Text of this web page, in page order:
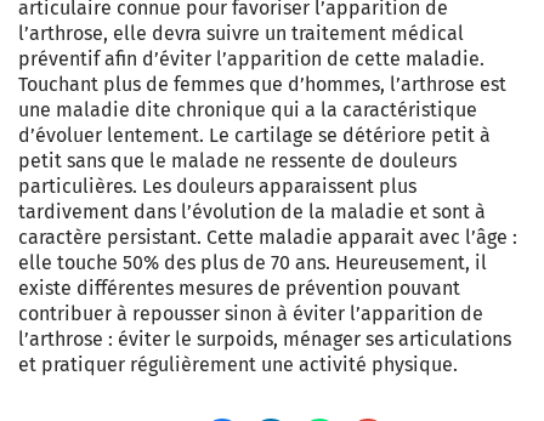
articulaire connue pour favoriser l’apparition de
l’arthrose, elle devra suivre un traitement médical
préventif afin d’éviter l’apparition de cette maladie.
Touchant plus de femmes que d’hommes, l’arthrose est
une maladie dite chronique qui a la caractéristique
d’évoluer lentement. Le cartilage se détériore petit à
petit sans que le malade ne ressente de douleurs
particulières. Les douleurs apparaissent plus
tardivement dans l’évolution de la maladie et sont à
caractère persistant. Cette maladie apparait avec l’âge :
elle touche 50% des plus de 70 ans. Heureusement, il
existe différentes mesures de prévention pouvant
contribuer à repousser sinon à éviter l’apparition de
l’arthrose : éviter le surpoids, ménager ses articulations
et pratiquer régulièrement une activité physique.